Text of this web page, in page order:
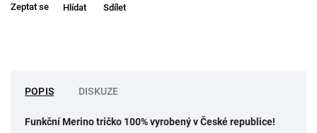
Zeptat se Hlídat Sdílet
POPIS DISKUZE
Funkční Merino tričko 100% vyrobený v České republice!